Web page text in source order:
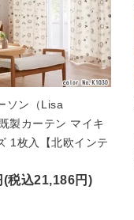
ソン（Lisa
製カーテン マイキ
1枚入【北欧インテ
(税込21,186円)